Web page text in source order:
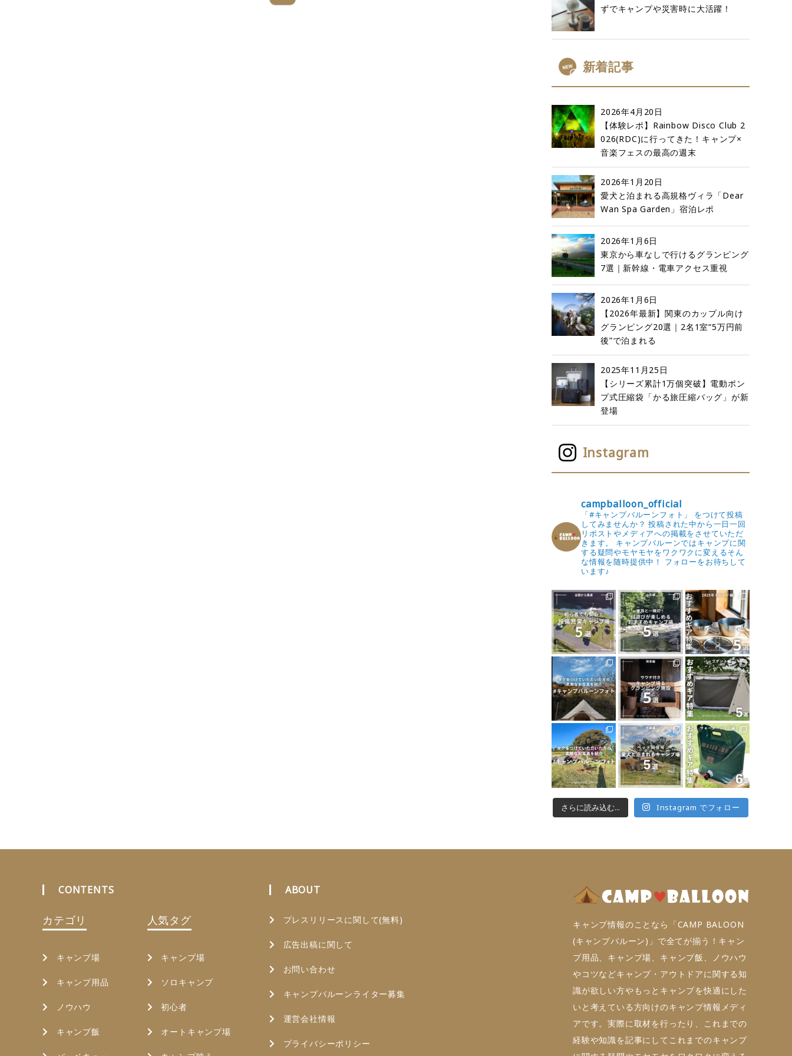
ずでキャンプや災害時に大活躍！
新着記事
2026年4月20日
【体験レポ】Rainbow Disco Club 2
026(RDC)に行ってきた！キャンプ×
音楽フェスの最高の週末
2026年1月20日
愛犬と泊まれる高規格ヴィラ「Dear
Wan Spa Garden」宿泊レポ
2026年1月6日
東京から車なしで行けるグランピング
7選｜新幹線・電車アクセス重視
2026年1月6日
【2026年最新】関東のカップル向け
グランピング20選｜2名1室“5万円前
後”で泊まれる
2025年11月25日
【シリーズ累計1万個突破】電動ポン
プ式圧縮袋「かる旅圧縮バッグ」が新
登場
Instagram
campballoon_official
「#キャンプバルーンフォト」 をつけて投稿
してみませんか？ 投稿された中から一日一回
リポストやメディアへの掲載をさせていただ
きます。
キャンプバルーンではキャンプに関
する疑問やモヤモヤをワクワクに変えるそん
な情報を随時提供中！
フォローをお待ちして
います♪
さらに読み込む... Instagram でフォロー
CONTENTS
カテゴリ
キャンプ場
キャンプ用品
ノウハウ
キャンプ飯
人気タグ
キャンプ場
ソロキャンプ
初心者
オートキャンプ場
ABOUT
プレスリリースに関して(無料)
広告出稿に関して
お問い合わせ
キャンプバルーンライター募集
運営会社情報
プライバシーポリシー
キャンプ情報のことなら「CAMP BALOON
(キャンプバルーン)」で全てが揃う！キャン
プ用品、キャンプ場、キャンプ飯、ノウハウ
やコツなどキャンプ・アウトドアに関する知
識が欲しい方やもっとキャンプを快適にした
いと考えている方向けのキャンプ情報メディ
アです。実際に取材を行ったり、これまでの
経験や知識を記事にしてこれまでのキャンプ